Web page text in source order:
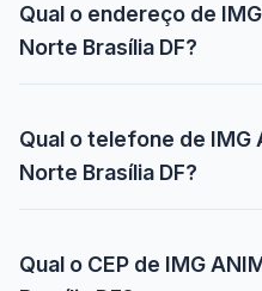
Qual o endereço de
Norte Brasília DF?
Qual o telefone de IMG
Norte Brasília DF?
Qual o CEP de IMG